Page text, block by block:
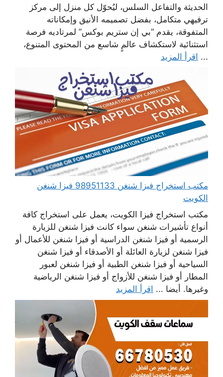
الحديثة والتفاعل السلس، ليُحوّل كل منزل إلى مركز
ترفيهي متكامل، بفضل تصميمه الأنيق وإمكاناته
المتفوقة، يقدم “بي إن ستريم بوكس” لمرتاديه فرصة
استثنائية لاستكشاف عالمٍ شاسع من المحتوى المتنوع،
... اقرأ المزيد
مكتب استخراج فيزا شنغن 98951133 فيزا شنغن
الكويت
مكتب استخراج فيزا الكويت، يعمل على استخراج كافة
أنواع تأشيرات شنغن سواء كانت فيزا شنغن للزيارة
الرسمية أو فيزا شنغن الدراسية أو فيزا شنغن للأعمال أو
فيزا شنغن لزيارة العائلة أو الأصدقاء أو فيزا شنغن
السياحية أو فيزا شنغن الطبية أو فيزا شنغن لعبور
المطار أو فيزا شنغن للأزواج أو فيزا شنغن الرياضية
وغيرها. أيضا ... اقرأ المزيد